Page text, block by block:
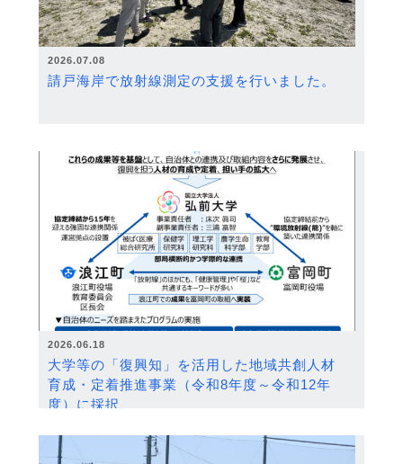
2026.07.08
請戸海岸で放射線測定の支援を行いました。
2026.06.18
大学等の「復興知」を活用した地域共創人材
育成・定着推進事業（令和8年度～令和12年
度）に採択